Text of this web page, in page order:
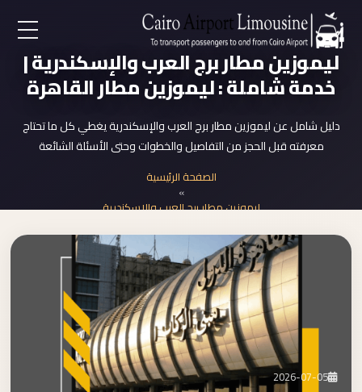
EN
AR
خدمات المطار
نحن
بنا
ليموزين مطار برج العرب والإسكندرية |
خدمة شاملة : ليموزين مطار القاهرة
دليل شامل عن ليموزين مطار برج العرب والإسكندرية يغطي كل ما تحتاج
معرفته قبل الحجز من التفاصيل والخطوات وحتى الأسئلة الشائعة
الصفحة الرئيسية
ليموزين مطار برج العرب والإسكندرية
2026-07-05